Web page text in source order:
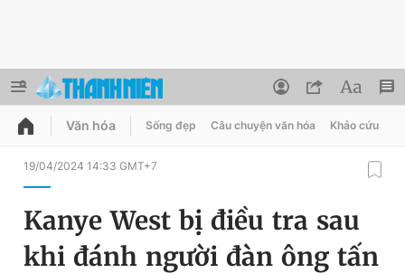
QUẢNG CÁO
Chuyên mục
Đổi mật khẩu
Văn hóa Sống đẹp Câu chuyện văn hóa Khảo cứu
19/04/2024 14:33 GMT+7
Kanye West bị điều tra sau
khi đánh người đàn ông tấn